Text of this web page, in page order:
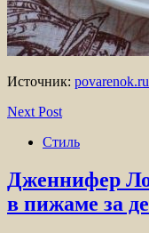
Источник: povarenok.ru
Next Post
Стиль
Дженнифер
в пижаме за